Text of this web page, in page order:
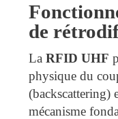
de
La RFID UHF
physique du
(backscattering)
mécanisme